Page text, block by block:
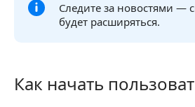
Следите за новостями —
будет расширяться.
Как начать пользоваться
Как начать